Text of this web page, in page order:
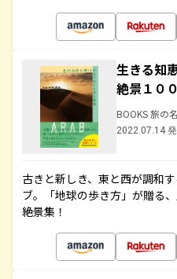
生きる知
絶景１００
BOOKS 旅の
2022.07.14
古きと新しき、東と西が調和
ブ。「地球の歩き方」が贈る
絶景集！